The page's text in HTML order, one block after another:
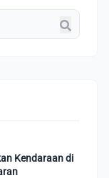
Kendaraan di